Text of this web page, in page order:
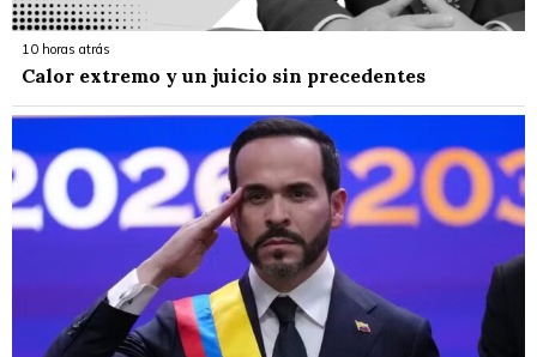
10 horas atrás
Calor extremo y un juicio sin precedentes